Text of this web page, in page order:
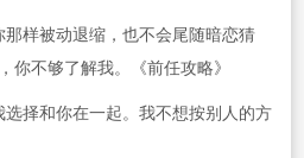
样被动退缩，也不会尾随暗恋猜
你不够了解我。《前任攻略》
择和你在一起。我不想按别人的方